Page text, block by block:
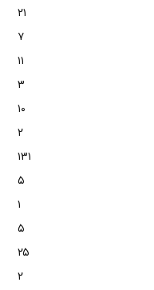
۲۱
۷
۱۱
۳
۱۰
۲
۱۳۱
۵
۱
۵
۲۵
۲